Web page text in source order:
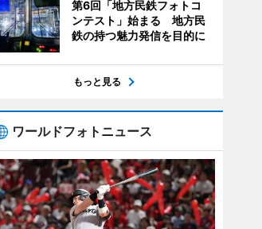
第6回「地方民鉄フォトコ
ンテスト」始まる 地方民
鉄の持つ魅力発信を目的に
もっと見る
ワールドフォトニュース